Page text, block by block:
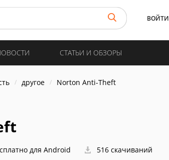
ВОЙТИ
СТАТЬИ И ОБЗОРЫ
другое Norton Anti-Theft
для Android 516 скачиваний